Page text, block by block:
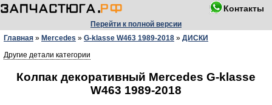
Контакты
Перейти к полной версии
Главная » Mercedes » G-klasse W463 1989-2018 » ДИСКИ
Другие детали категории
Колпак декоративный Mercedes G-klasse
W463 1989-2018